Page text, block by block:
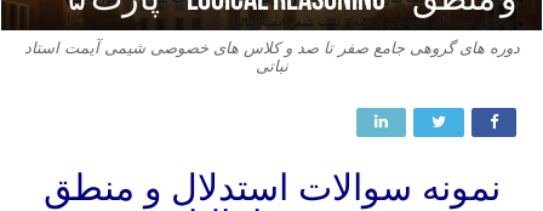
دوره های گروهی جامع صفر تا صد و کلاس های خصوصی شیمی آیمت استاد
نباتی
نمونه سوالات استدلال و منطق